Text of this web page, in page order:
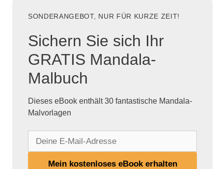
SONDERANGEBOT, NUR FÜR KURZE ZEIT!
Sichern Sie sich Ihr
GRATIS Mandala-
Malbuch
Dieses eBook enthält 30 fantastische Mandala-
Malvorlagen
Mein kostenloses eBook erhalten